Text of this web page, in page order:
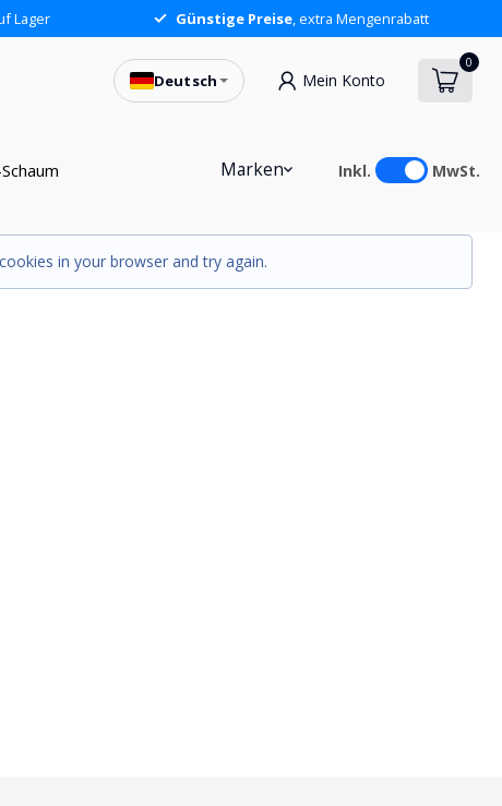
Lager Günstige Preise, extra Mengenrabatt
Deutsch Mein Konto
0
Marken Inkl. MwSt.
in your browser and try again.